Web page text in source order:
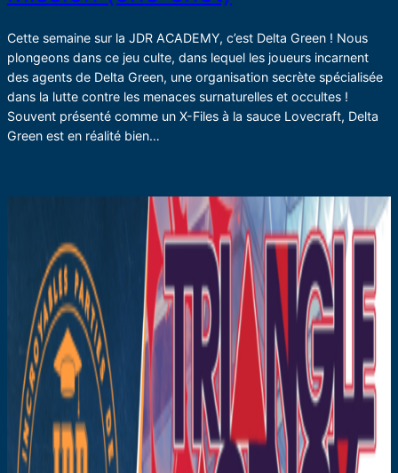
Cette semaine sur la JDR ACADEMY, c’est Delta Green ! Nous
plongeons dans ce jeu culte, dans lequel les joueurs incarnent
des agents de Delta Green, une organisation secrète spécialisée
dans la lutte contre les menaces surnaturelles et occultes !
Souvent présenté comme un X-Files à la sauce Lovecraft, Delta
Green est en réalité bien…